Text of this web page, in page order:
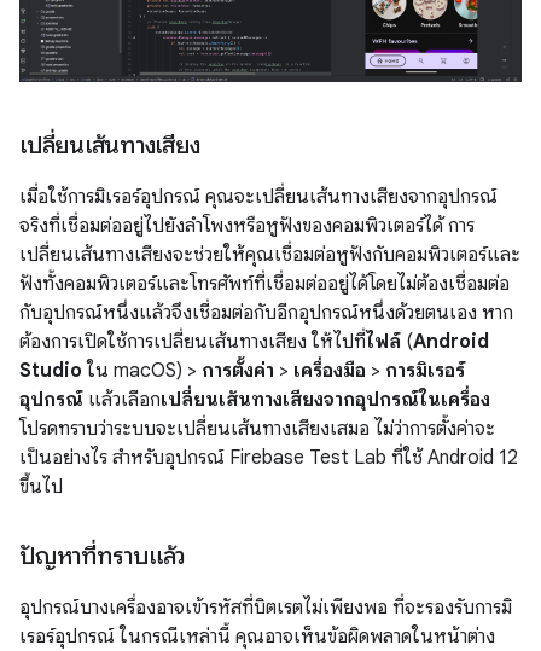
เปลี่ยนเส้นทางเสียง
เมื่อใช้การมิเรอร์อุปกรณ์ คุณจะเปลี่ยนเส้นทางเสียงจากอุปกรณ์
จริงที่เชื่อมต่ออยู่ไปยังลำโพงหรือหูฟังของคอมพิวเตอร์ได้ การ
เปลี่ยนเส้นทางเสียงจะช่วยให้คุณเชื่อมต่อหูฟังกับคอมพิวเตอร์และ
ฟังทั้งคอมพิวเตอร์และโทรศัพท์ที่เชื่อมต่ออยู่ได้โดยไม่ต้องเชื่อมต่อ
กับอุปกรณ์หนึ่งแล้วจึงเชื่อมต่อกับอีกอุปกรณ์หนึ่งด้วยตนเอง หาก
ต้องการเปิดใช้การเปลี่ยนเส้นทางเสียง ให้ไปที่ไฟล์ (Android
Studio ใน macOS) > การตั้งค่า > เครื่องมือ > การมิเรอร์
อุปกรณ์ แล้วเลือกเปลี่ยนเส้นทางเสียงจากอุปกรณ์ในเครื่อง
โปรดทราบว่าระบบจะเปลี่ยนเส้นทางเสียงเสมอ ไม่ว่าการตั้งค่าจะ
เป็นอย่างไร สำหรับอุปกรณ์ Firebase Test Lab ที่ใช้ Android 12
ขึ้นไป
ปัญหาที่ทราบแล้ว
อุปกรณ์บางเครื่องอาจเข้ารหัสที่บิตเรตไม่เพียงพอ ที่จะรองรับการมิ
เรอร์อุปกรณ์ ในกรณีเหล่านี้ คุณอาจเห็นข้อผิดพลาดในหน้าต่าง